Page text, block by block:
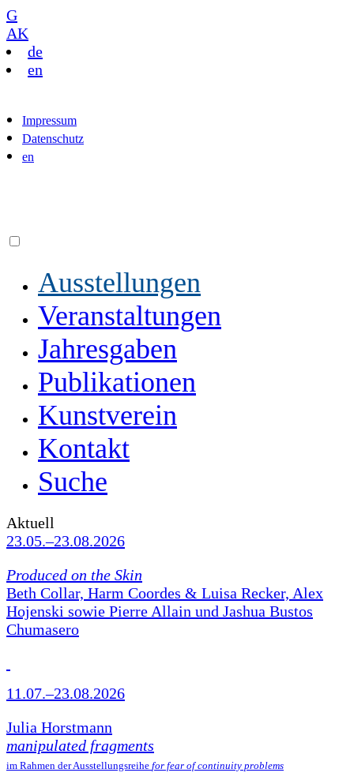
G
AK
de
en
Impressum
Datenschutz
en
Ausstellungen
Veranstaltungen
Jahresgaben
Publikationen
Kunstverein
Kontakt
Suche
Aktuell
23.05.–23.08.2026
Produced on the Skin
Beth Collar, Harm Coordes & Luisa Recker, Alex
Hojenski sowie Pierre Allain und Jashua Bustos
Chumasero
11.07.–23.08.2026
Julia Horstmann
manipulated fragments
im Rahmen der Ausstellungsreihe for fear of continuity problems